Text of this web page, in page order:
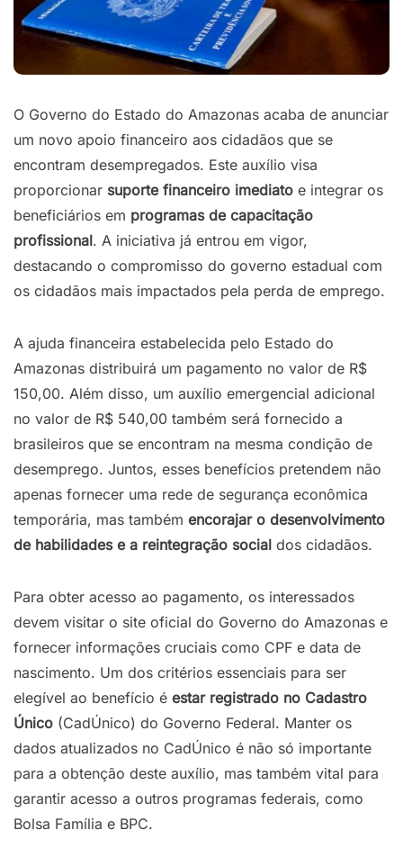
O Governo do Estado do Amazonas acaba de anunciar
um novo apoio financeiro aos cidadãos que se
encontram desempregados. Este auxílio visa
proporcionar suporte financeiro imediato e integrar os
beneficiários em programas de capacitação
profissional. A iniciativa já entrou em vigor,
destacando o compromisso do governo estadual com
os cidadãos mais impactados pela perda de emprego.
A ajuda financeira estabelecida pelo Estado do
Amazonas distribuirá um pagamento no valor de R$
150,00. Além disso, um auxílio emergencial adicional
no valor de R$ 540,00 também será fornecido a
brasileiros que se encontram na mesma condição de
desemprego. Juntos, esses benefícios pretendem não
apenas fornecer uma rede de segurança econômica
temporária, mas também encorajar o desenvolvimento
de habilidades e a reintegração social dos cidadãos.
Para obter acesso ao pagamento, os interessados
devem visitar o site oficial do Governo do Amazonas e
fornecer informações cruciais como CPF e data de
nascimento. Um dos critérios essenciais para ser
elegível ao benefício é estar registrado no Cadastro
Único (CadÚnico) do Governo Federal. Manter os
dados atualizados no CadÚnico é não só importante
para a obtenção deste auxílio, mas também vital para
garantir acesso a outros programas federais, como
Bolsa Família e BPC.